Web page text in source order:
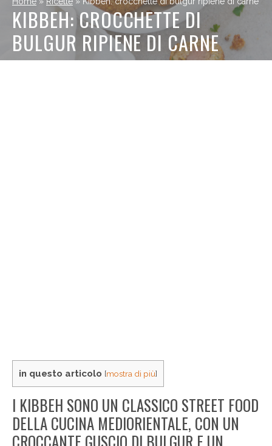
KIBBEH: CROCCHETTE DI
BULGUR RIPIENE DI CARNE
in questo articolo [mostra di più]
I KIBBEH SONO UN CLASSICO STREET FOOD
DELLA CUCINA MEDIORIENTALE, CON UN